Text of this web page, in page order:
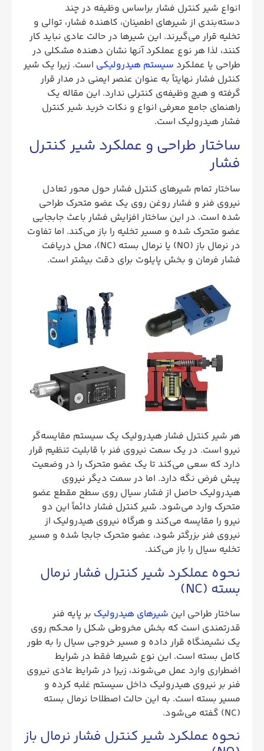
انواع شیر کنترل فشار براساس وظیفه در چند
دسته‌بندی از شیرهای اطمینان، کاهنده فشار، توالی و
تخلیه قرار می‌گیرند. این شیرها در حالت عادی نباید کار
کنند، لذا هر نوع عملکرد آنها نشان دهنده مشکلی در
طراحی یا عملکرد سیستم هیدرولیکی است. زیرا یک شیر
کنترل فشار نهایتاً به عنوان عنصر ایمنی در مدار قرار
گرفته و هیچ وظیفه‌ی کنترلی ندارد. این مقاله یک
راهنمای جامع معرفی انواع و نکات خرید شیر کنترل
فشار هیدرولیک است.
ساختار طراحی و عملکرد شیر کنترل
فشار
ساختار تمام شیرهای کنترل فشار حول محور تعادل
نیروی فنر و فشار روغن روی یک عضو متحرک طراحی
شده است. در این ساختار افزایش فشار باعث جابجایی
عضو متحرک شده و مسیر تخلیه را باز می‌کند. اما تفاوت
در نرمال باز (NO) یا نرمال بسته (NC)، محل دریافت
فشار فرمان و بخش پایلوت برای دقت بیشتر است.
هر شیر کنترل فشار هیدرولیک یک سیستم مقایسه‌گر
نیرو است. در یک سمت نیروی فنر با قابلیت تنظیم قرار
دارد که سعی می‌کند تا یک عضو متحرک را در وضعیت
پیش فرض نگه دارد. اما در سمت دیگر نیروی
هیدرولیک حاصل از فشار سیال روی سطح مقطع عضو
متحرک وارد می‌شود. شیر کنترل فشار دائماً این دو
نیرو را مقایسه می‌کند و هرگاه نیروی هیدرولیک از
نیروی فنر بزرگتر شود، عضو متحرک جابجا شده و مسیر
تخلیه سیال را باز می‌کند.
نحوه عملکرد شیر کنترل فشار نرمال
بسته (NC)
ساختار طراحی این شیرهای هیدرولیک بر پایه فنر
قدرتمندی است که بخش مخروطی شکل را محکم روی
یک نشیمنگاه قرار داده و مسیر خروجی سیال را به ‌طور
کامل بسته است. این نوع شیرها فقط در شرایط
اضطراری وارد عمل می‌شوند، زیرا در شرایط عادی نیروی
فنر بر نیروی هیدرولیک داخل سیستم غلبه کرده و
مسیر بسته است. به این حالت اصطلاحا نرمال بسته
(NC) گفته می‌شود.
نحوه عملکرد شیر کنترل فشار نرمال باز